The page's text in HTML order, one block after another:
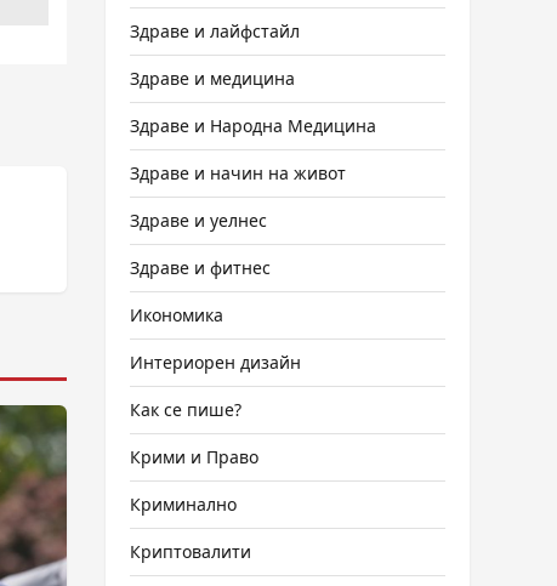
Здраве и лайфстайл
Здраве и медицина
Здраве и Народна Медицина
Здраве и начин на живот
Здраве и уелнес
Здраве и фитнес
Икономика
Интериорен дизайн
Как се пише?
Крими и Право
Криминално
Криптовалити